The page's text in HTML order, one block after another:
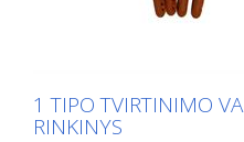
1 TIPO TVIRTINIMO
RINKINYS